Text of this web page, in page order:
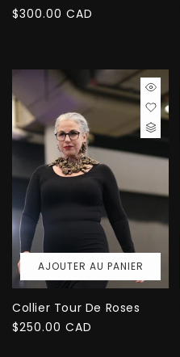
Prix
$300.00 CAD
AJOUTER AU PANIER
Collier Tour De Roses
Prix
$250.00 CAD